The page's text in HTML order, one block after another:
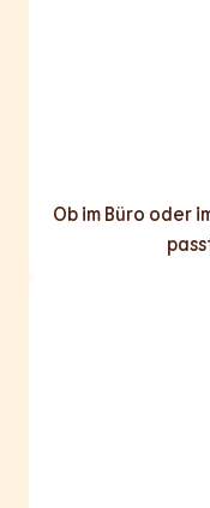
Ob im Büro oder